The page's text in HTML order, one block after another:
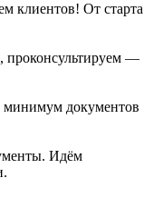
клиентов! От старта
проконсультируем —
документов
Идём